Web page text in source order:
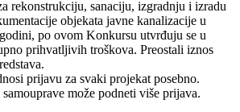
rekonstrukciju, sanaciju, izgradnju i izradu
objekata javne kanalizacije u
po ovom Konkursu utvrđuju se u
prihvatljivih troškova. Preostali iznos
prijavu za svaki projekat posebno.
može podneti više prijava.